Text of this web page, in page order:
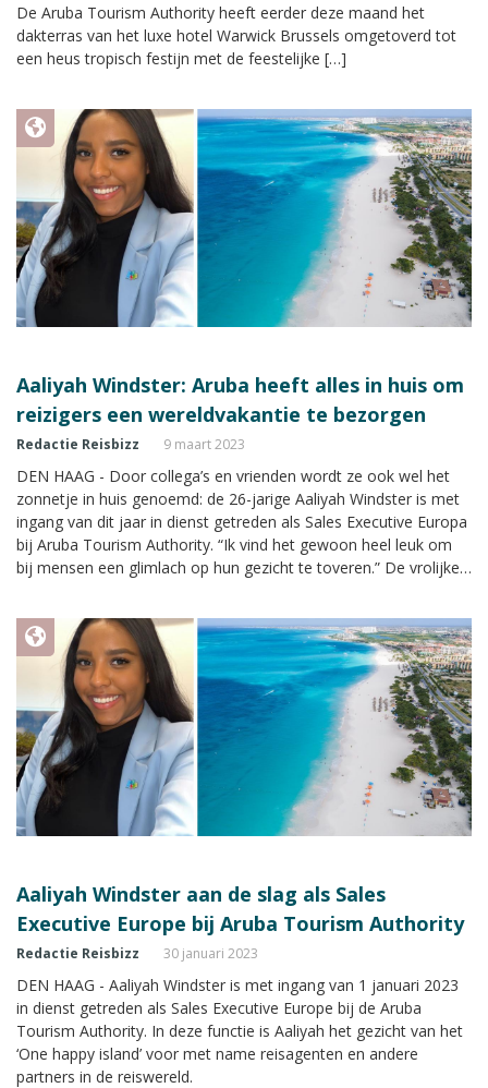
De Aruba Tourism Authority heeft eerder deze maand het
dakterras van het luxe hotel Warwick Brussels omgetoverd tot
een heus tropisch festijn met de feestelijke […]
Aaliyah Windster: Aruba heeft alles in huis om
reizigers een wereldvakantie te bezorgen
Redactie Reisbizz 9 maart 2023
DEN HAAG - Door collega’s en vrienden wordt ze ook wel het
zonnetje in huis genoemd: de 26-jarige Aaliyah Windster is met
ingang van dit jaar in dienst getreden als Sales Executive Europa
bij Aruba Tourism Authority. “Ik vind het gewoon heel leuk om
bij mensen een glimlach op hun gezicht te toveren.” De vrolijke
haar nieuwe functie.
Aaliyah Windster aan de slag als Sales
Executive Europe bij Aruba Tourism Authority
Redactie Reisbizz 30 januari 2023
DEN HAAG - Aaliyah Windster is met ingang van 1 januari 2023
in dienst getreden als Sales Executive Europe bij de Aruba
Tourism Authority. In deze functie is Aaliyah het gezicht van het
‘One happy island’ voor met name reisagenten en andere
partners in de reiswereld.